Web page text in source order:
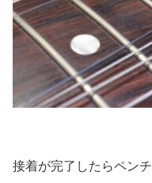
接着が完了したらペン